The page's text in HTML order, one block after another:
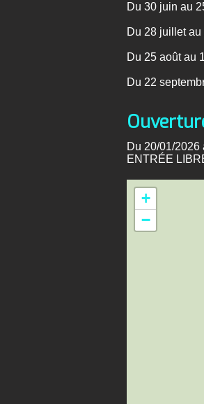
Du 30 juin au
Du 28 juillet
Du 25 août au
Du 22
Du 20/01/2026
ENTRÉE
+
−